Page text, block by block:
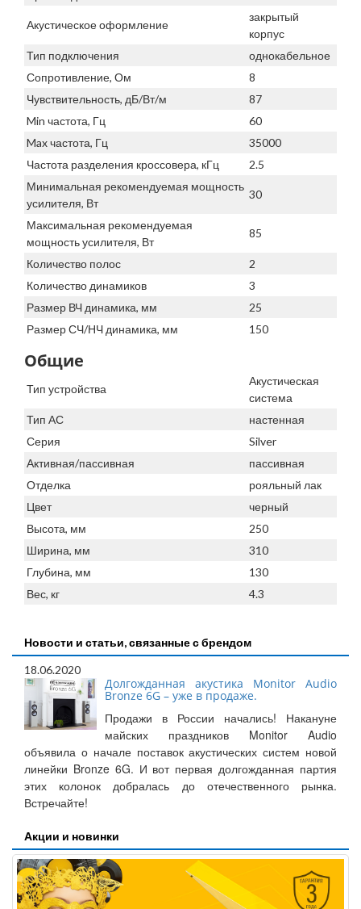
Акустическое оформление
закрытый
корпус
Тип подключения
однокабельное
Сопротивление, Ом
8
Чувствительность, дБ/Вт/м
87
Min частота, Гц
60
Max частота, Гц
35000
Частота разделения кроссовера, кГц
2.5
Минимальная рекомендуемая мощность
усилителя, Вт
30
Максимальная рекомендуемая
мощность усилителя, Вт
85
Количество полос
2
Количество динамиков
3
Размер ВЧ динамика, мм
25
Размер СЧ/НЧ динамика, мм
150
Общие
Тип устройства
Акустическая
система
Тип АС
настенная
Серия
Silver
Активная/пассивная
пассивная
Отделка
рояльный лак
Цвет
черный
Высота, мм
250
Ширина, мм
310
Глубина, мм
130
Вес, кг
4.3
Новости и статьи, связанные с брендом
18.06.2020
Долгожданная акустика Monitor Audio
Bronze 6G – уже в продаже.
Продажи в России начались! Накануне
майских праздников Monitor Audio
объявила о начале поставок акустических систем новой
линейки Bronze 6G. И вот первая долгожданная партия
этих колонок добралась до отечественного рынка.
Встречайте!
Акции и новинки